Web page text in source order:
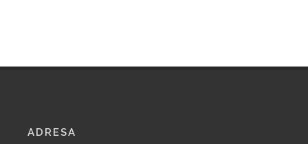
ADRESA